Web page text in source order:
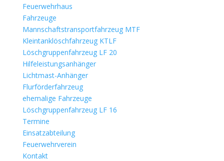
Feuerwehrhaus
Fahrzeuge
Mannschaftstransportfahrzeug MTF
Kleintanklöschfahrzeug KTLF
Löschgruppenfahrzeug LF 20
Hilfeleistungsanhänger
Lichtmast-Anhänger
Flurförderfahrzeug
ehemalige Fahrzeuge
Löschgruppenfahrzeug LF 16
Termine
Einsatzabteilung
Feuerwehrverein
Kontakt